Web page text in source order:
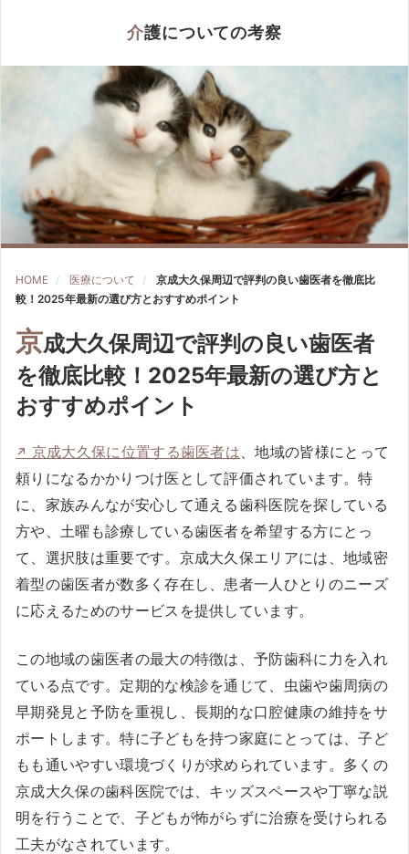
介護についての考察
HOME 医療について
京成大久保周辺で評判の良い歯医者を徹底比
較！2025年最新の選び方とおすすめポイント
京成大久保周辺で評判の良い歯医者
を徹底比較！2025年最新の選び方と
おすすめポイント
京成大久保に位置する歯医者は、地域の皆様にとって
頼りになるかかりつけ医として評価されています。特
に、家族みんなが安心して通える歯科医院を探している
方や、土曜も診療している歯医者を希望する方にとっ
て、選択肢は重要です。京成大久保エリアには、地域密
着型の歯医者が数多く存在し、患者一人ひとりのニーズ
に応えるためのサービスを提供しています。
この地域の歯医者の最大の特徴は、予防歯科に力を入れ
ている点です。定期的な検診を通じて、虫歯や歯周病の
早期発見と予防を重視し、長期的な口腔健康の維持をサ
ポートします。特に子どもを持つ家庭にとっては、子ど
もも通いやすい環境づくりが求められています。多くの
京成大久保の歯科医院では、キッズスペースや丁寧な説
明を行うことで、子どもが怖がらずに治療を受けられる
工夫がなされています。